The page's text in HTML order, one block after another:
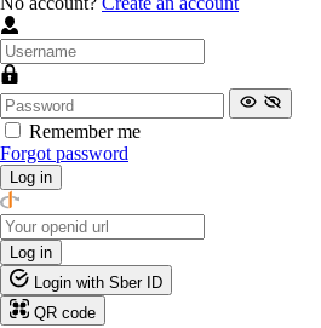
Remember me
Forgot password
Log in
Log in
Login with Sber ID
QR code